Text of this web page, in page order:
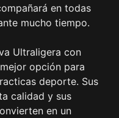
en todas
mucho tiempo.
Ultraligera con
opción para
deporte. Sus
calidad y sus
en un